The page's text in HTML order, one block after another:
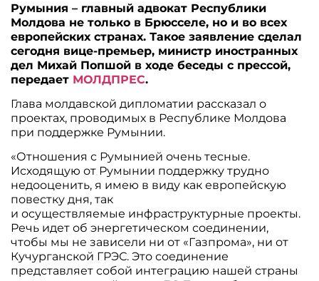
Румыния – главный адвокат Республики
Молдова не только в Брюсселе, но и во всех
европейских странах. Такое заявление сделал
сегодня вице-премьер, министр иностранных
дел Михай Попшой в ходе беседы с прессой,
передает МОЛДПРЕС.
Глава молдавской дипломатии рассказал о
проектах, проводимых в Республике Молдова
при поддержке Румынии.
«Отношения с Румынией очень тесные.
Исходящую от Румынии поддержку трудно
недооценить, я имею в виду как европейскую
повестку дня, так
и осуществляемые инфраструктурные проекты.
Речь идет об энергетическом соединении,
чтобы мы не зависели ни от «Газпрома», ни от
Кучурганской ГРЭС. Это соединение
представляет собой интеграцию нашей страны